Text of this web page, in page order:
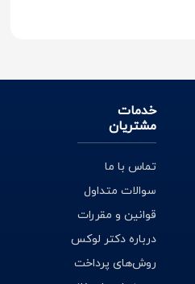
فرایند عضله‌سازی و
چیست و چه تفاوتی
دارد؟
آب پنیر است که طی
بخش زیادی از چربی و
موضوع باعث می‌شود میزان
بیشتر از انواع دیگر
محصولات استاندارد، درصد
خدمات
مشتریان
تماس با ما
سوالات متداول
قوانین و مقررات
درباره دکتر لوکس
روش‌های پرداخت